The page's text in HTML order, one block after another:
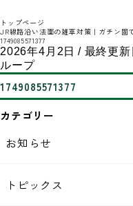
トップページ
JR線路沿い法面の雑草対策｜ガチン
1749085571377
2026年4月2日 / 最終更新
ループ
1749085571377
カテゴリー
お知らせ
トピックス